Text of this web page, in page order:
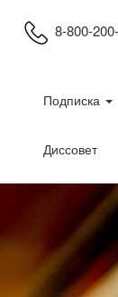
8-800-
Подписка
Диссовет